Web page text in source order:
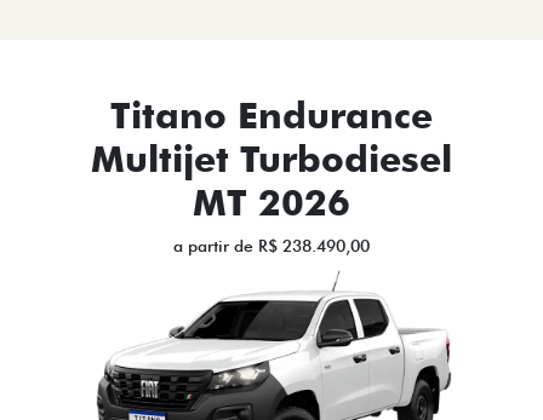
Titano Endurance
Multijet Turbodiesel
MT 2026
a partir de R$ 238.490,00